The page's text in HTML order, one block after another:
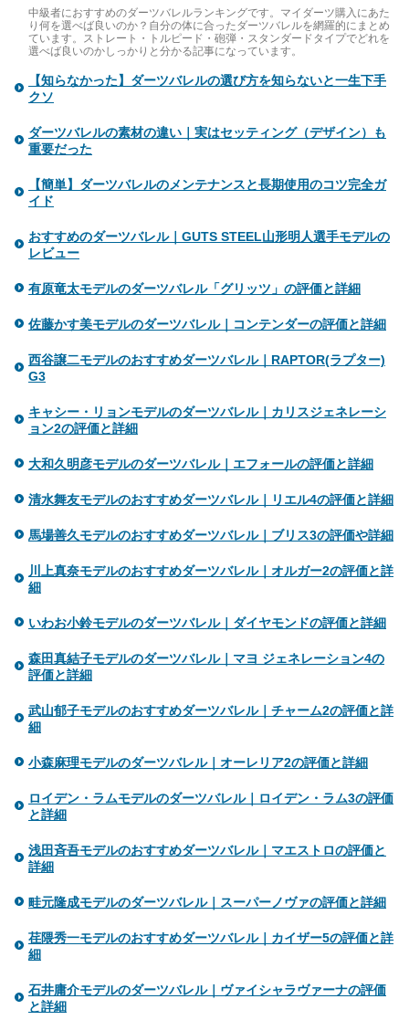
中級者におすすめのダーツバレルランキングです。マイダーツ購入にあた
り何を選べば良いのか？自分の体に合ったダーツバレルを網羅的にまとめ
ています。ストレート・トルピード・砲弾・スタンダードタイプでどれを
選べば良いのかしっかりと分かる記事になっています。
【知らなかった】ダーツバレルの選び方を知らないと一生下手
クソ
ダーツバレルの素材の違い｜実はセッティング（デザイン）も
重要だった
【簡単】ダーツバレルのメンテナンスと長期使用のコツ完全ガ
イド
おすすめのダーツバレル｜GUTS STEEL山形明人選手モデルの
レビュー
有原竜太モデルのダーツバレル「グリッツ」の評価と詳細
佐藤かす美モデルのダーツバレル｜コンテンダーの評価と詳細
西谷譲二モデルのおすすめダーツバレル｜RAPTOR(ラプター)
G3
キャシー・リョンモデルのダーツバレル｜カリスジェネレーシ
ョン2の評価と詳細
大和久明彦モデルのダーツバレル｜エフォールの評価と詳細
清水舞友モデルのおすすめダーツバレル｜リエル4の評価と詳細
馬場善久モデルのおすすめダーツバレル｜ブリス3の評価や詳細
川上真奈モデルのおすすめダーツバレル｜オルガー2の評価と詳
細
いわお小鈴モデルのダーツバレル｜ダイヤモンドの評価と詳細
森田真結子モデルのダーツバレル｜マヨ ジェネレーション4の
評価と詳細
武山郁子モデルのおすすめダーツバレル｜チャーム2の評価と詳
細
小森麻理モデルのダーツバレル｜オーレリア2の評価と詳細
ロイデン・ラムモデルのダーツバレル｜ロイデン・ラム3の評価
と詳細
浅田斉吾モデルのおすすめダーツバレル｜マエストロの評価と
詳細
畦元隆成モデルのダーツバレル｜スーパーノヴァの評価と詳細
荏隈秀一モデルのおすすめダーツバレル｜カイザー5の評価と詳
細
石井庸介モデルのダーツバレル｜ヴァイシャラヴァーナの評価
と詳細